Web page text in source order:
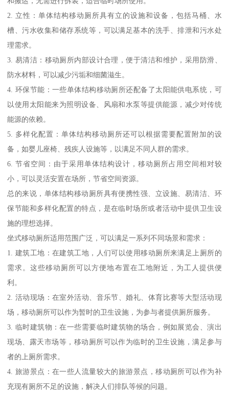
2. 立性：单体结构移动厕所具有立的设施和设备，包括马桶、水
槽、污水收集和储存系统等，可以满足基本的洗手、排泄和污水处
理需求。
3. 易清洁：移动厕所内部设计合理，便于清洁和维护，采用防滑、
防水材料，可以减少污垢和细菌滋生。
4. 环保节能：一些单体结构移动厕所还配备了太阳能供电系统，可
以使用太阳能来为照明设备、风扇和水泵等提供能源，减少对传统
能源的依赖。
5. 多样化配置：单体结构移动厕所还可以根据需要配置附加的设
备，如婴儿座椅、残疾人设施等，以满足不同人群的需求。
6. 节省空间：由于采用单体结构设计，移动厕所占用空间相对较
小，可以灵活安置在场所，节省空间资源。
总的来说，单体结构移动厕所具有便携性强、立设施、易清洁、环
保节能和多样化配置的特点，是在临时场所或者活动中提供卫生设
施的理想选择。
坐式移动厕所适用范围广泛，可以满足一系列不同场景和需求：
1. 建筑工地：在建筑工地，人们可以使用移动厕所来满足上厕所的
需求。这些移动厕所可以方便地布置在工地附近，为工人提供便
利。
2. 活动现场：在室外活动、音乐节、婚礼、体育比赛等大型活动现
场，移动厕所可以作为暂时的卫生设施，为参与者提供厕所服务。
3. 临时建筑物：在一些需要临时建筑物的场合，例如展览会、演出
现场、露天市场等，移动厕所可以作为临时的卫生设施，满足参与
者的上厕所需求。
4. 旅游景点：在一些人流量较大的旅游景点，移动厕所可以作为补
充现有厕所不足的设施，解决人们排队等候的问题。